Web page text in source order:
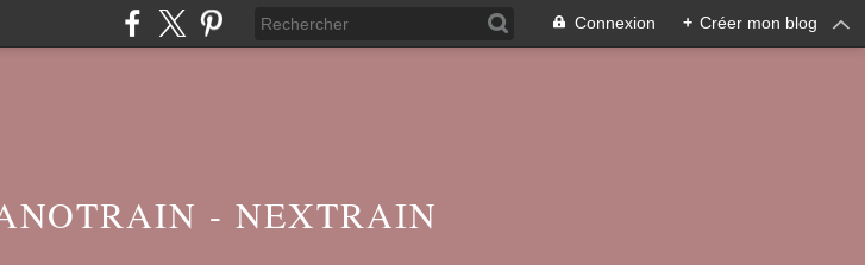
Connexion + Créer mon blog
- NEXTRAIN